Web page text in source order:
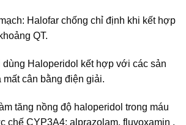
Halofar chống chỉ định khi kết hợp
QT.
dùng Haloperidol kết hợp với các sản
mất cân bằng điện giải.
tăng nồng độ haloperidol trong máu
chế CYP3A4: alprazolam, fluvoxamin ,